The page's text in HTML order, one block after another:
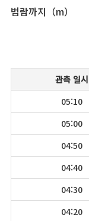
범람까지（m）
관측 일시
05:10
05:00
04:50
04:40
04:30
04:20